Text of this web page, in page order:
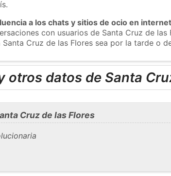
a los chats y sitios de ocio en
con usuarios de Santa Cruz de
Cruz de las Flores sea por la tarde o
datos de Santa
Cruz de las Flores